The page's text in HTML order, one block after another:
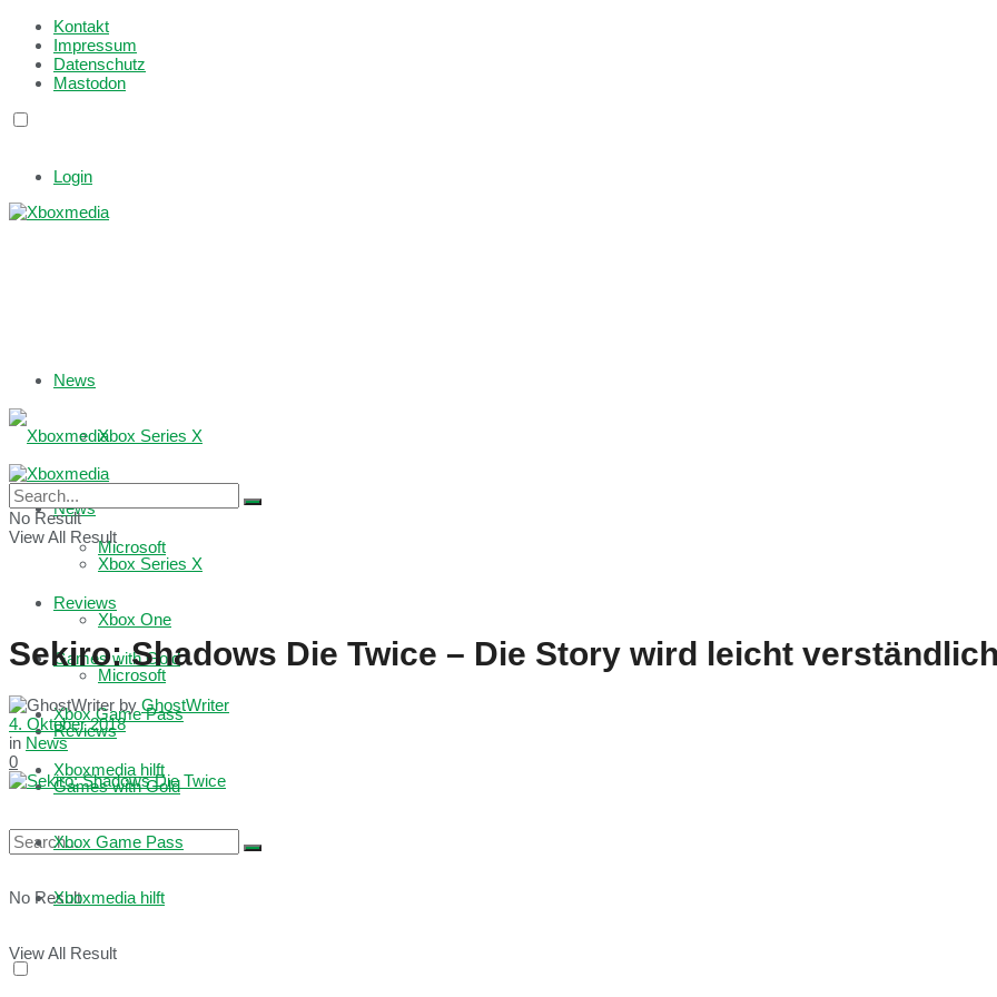
Kontakt
Impressum
Datenschutz
Mastodon
Login
News
Xbox Series X
Microsoft
Reviews
Games with Gold
Xbox Game Pass
Xboxmedia hilft
No Result
View All Result
News
Xbox Series X
Xbox One
Microsoft
Reviews
Games with Gold
Xbox Game Pass
Xboxmedia hilft
No Result
View All Result
Sekiro: Shadows Die Twice – Die Story wird leicht
by GhostWriter
4. Oktober 2018
in News
0